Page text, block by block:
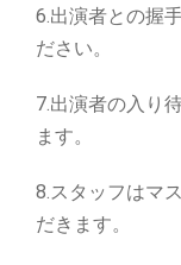
6.出演者との握
ださい。
7.出演者の⼊り
ます。
8.スタッフはマ
だきます。